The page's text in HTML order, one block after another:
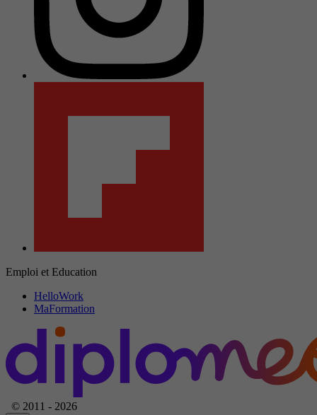
Emploi et Education
HelloWork
MaFormation
© 2011 - 2026